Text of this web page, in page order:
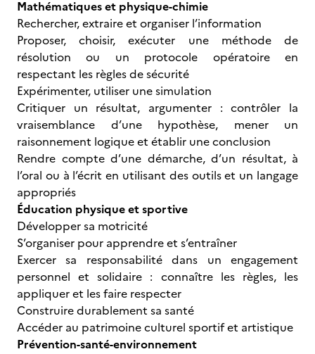
Mathématiques et physique-chimie
Rechercher, extraire et organiser l’information
Proposer, choisir, exécuter une méthode de
résolution ou un protocole opératoire en
respectant les règles de sécurité
Expérimenter, utiliser une simulation
Critiquer un résultat, argumenter : contrôler la
vraisemblance d’une hypothèse, mener un
raisonnement logique et établir une conclusion
Rendre compte d’une démarche, d’un résultat, à
l’oral ou à l’écrit en utilisant des outils et un langage
appropriés
Éducation physique et sportive
Développer sa motricité
S’organiser pour apprendre et s’entraîner
Exercer sa responsabilité dans un engagement
personnel et solidaire : connaître les règles, les
appliquer et les faire respecter
Construire durablement sa santé
Accéder au patrimoine culturel sportif et artistique
Prévention-santé-environnement